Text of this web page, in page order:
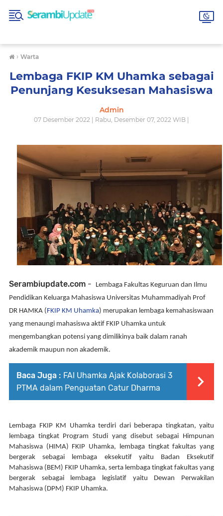
› Warta
Lembaga FKIP KM Uhamka sebagai
Penunjang Kesuksesan Mahasiswa
Admin
07 Desember 2022 | Rabu, Desember 07, 2022 WIB |
Serambiupdate.com -
Lembaga Fakultas Keguruan dan Ilmu
Pendidikan Keluarga Mahasiswa Universitas Muhammadiyah Prof
DR HAMKA ( FKIP KM Uhamka) merupakan lembaga kemahasiswaan
yang menaungi mahasiswa aktif FKIP Uhamka untuk
mengembangkan potensi yang dimilikinya baik dalam ranah
akademik maupun non akademik.
Baca Juga : FAI Uhamka Ajak Kolaborasi 3
PTMA dalam Penguatan Catur Dharma
Lembaga FKIP KM Uhamka terdiri dari beberapa tingkatan, yaitu
lembaga tingkat Program Studi yang disebut sebagai Himpunan
Mahasiswa (HIMA) FKIP Uhamka, lembaga tingkat fakultas yang
bergerak sebagai lembaga eksekutif yaitu Badan Eksekutif
Mahasiswa (BEM) FKIP Uhamka, serta lembaga tingkat fakultas yang
bergerak sebagai lembaga legislatif yaitu Dewan Perwakilan
Mahasiswa (DPM) FKIP Uhamka.